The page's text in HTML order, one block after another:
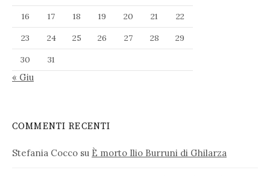
16
17 18 19 20 21
22
23
24 25 26 27 28
29
30
31
« Giu
COMMENTI RECENTI
Stefania Cocco su È morto Ilio Burruni di Ghilarza